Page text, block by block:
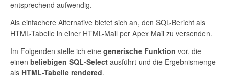
entsprechend aufwendig.
Als einfachere Alternative bietet sich an, den SQL-Bericht als
HTML-Tabelle in einer HTML-Mail per Apex Mail zu versenden.
Im Folgenden stelle ich eine generische Funktion vor, die
einen beliebigen SQL-Select ausführt und die Ergebnismenge
als HTML-Tabelle rendered.